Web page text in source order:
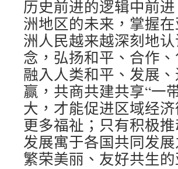
历史前进的逻辑中前
洲地区的未来，掌握
洲人民越来越深刻地
念，弘扬和平、合作
融入人类和平、发展
赢，共商共建共享“一
大，才能促进区域经
更多福祉；只有积极
发展寓于各国共同发
繁荣美丽、友好共生的